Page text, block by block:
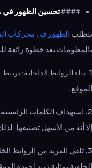
####تحسين الظهور
يتطلب الظهور في محركات
بالمعلومات يعد خطوة رائعة
1. بناء الروابط الداخلية:
الموقع.
2. استهداف الكلمات
إلا أنه من الأسهل تصنيفها.
3. تلقي المزيد من الروابط
الخلفية بمثابة تأييد لجودة